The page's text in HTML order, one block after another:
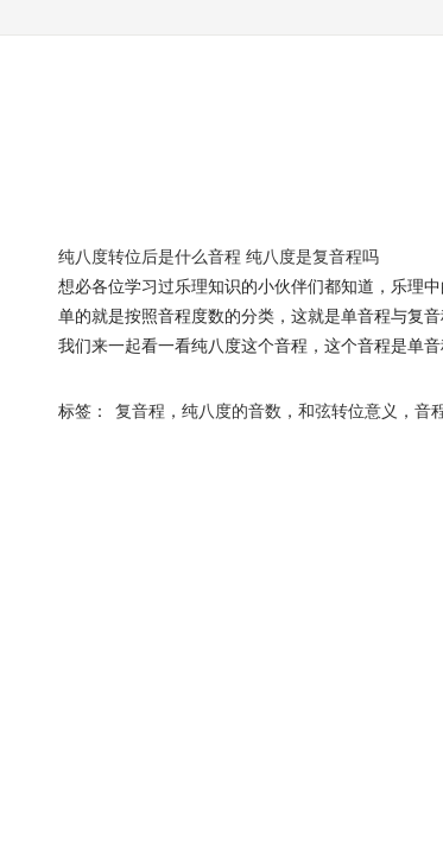
纯八度转位后是什么音程 纯八度是复音程吗
想必各位学习过乐理知识的小伙伴们都知道，乐理
单的就是按照音程度数的分类，这就是单音程与复
我们来一起看一看纯八度这个音程，这个音程是单
标签： 复音程 ， 纯八度的音数 ， 和弦转位意义 ， 音